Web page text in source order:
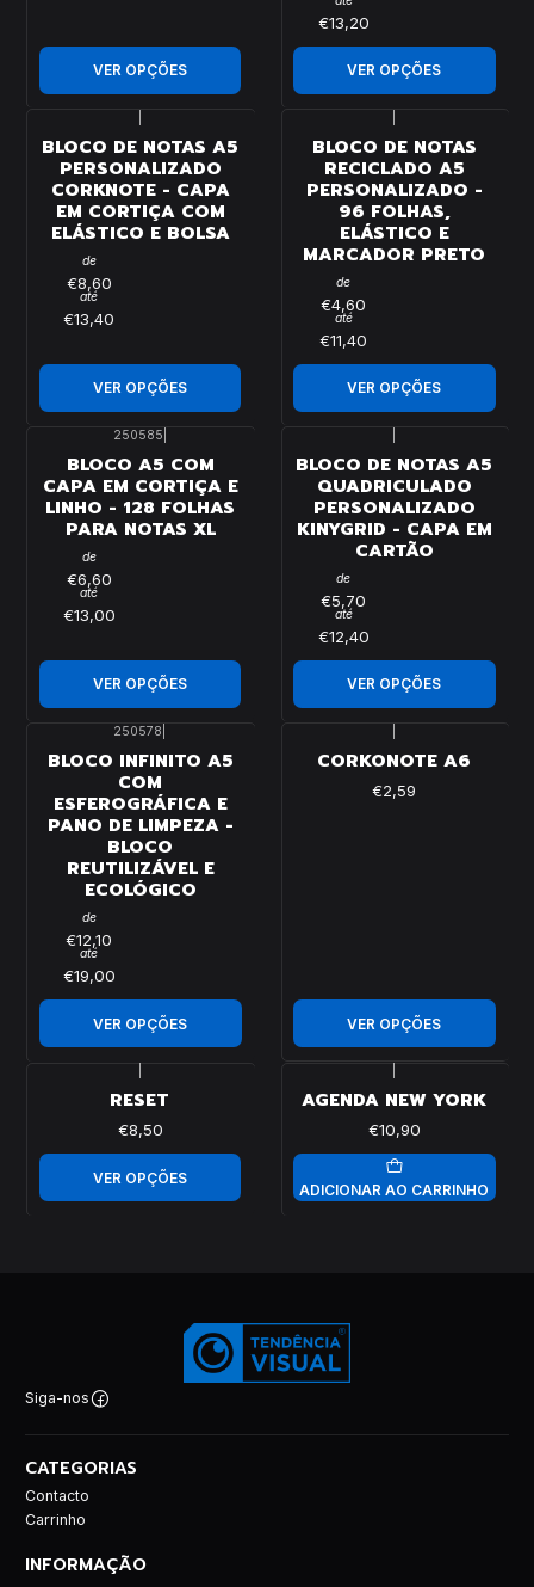
VER OPÇÕES
€13,20
VER OPÇÕES
BLOCO DE NOTAS A5
PERSONALIZADO
CORKNOTE - CAPA
EM CORTIÇA COM
ELÁSTICO E BOLSA
de
€8,60
até
€13,40
VER OPÇÕES
BLOCO DE NOTAS
RECICLADO A5
PERSONALIZADO -
96 FOLHAS,
ELÁSTICO E
MARCADOR PRETO
de
€4,60
até
€11,40
VER OPÇÕES
250585
BLOCO A5 COM
CAPA EM CORTIÇA E
LINHO - 128 FOLHAS
PARA NOTAS XL
de
€6,60
até
€13,00
VER OPÇÕES
BLOCO DE NOTAS A5
QUADRICULADO
PERSONALIZADO
KINYGRID - CAPA EM
CARTÃO
de
€5,70
até
€12,40
VER OPÇÕES
250578
BLOCO INFINITO A5
COM
ESFEROGRÁFICA E
PANO DE LIMPEZA -
BLOCO
REUTILIZÁVEL E
ECOLÓGICO
de
€12,10
até
€19,00
VER OPÇÕES
CORKONOTE A6
€2,59
VER OPÇÕES
RESET
€8,50
VER OPÇÕES
AGENDA NEW YORK
€10,90
ADICIONAR AO CARRINHO
Siga-nos
CATEGORIAS
Contacto
Carrinho
INFORMAÇÃO